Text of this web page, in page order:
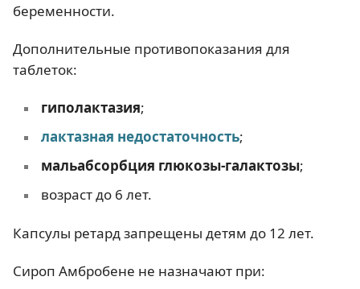
беременности.
Дополнительные противопоказания для
таблеток:
гиполактазия;
лактазная недостаточность;
мальабсорбция глюкозы-галактозы;
возраст до 6 лет.
Капсулы ретард запрещены детям до 12 лет.
Сироп Амбробене не назначают при: